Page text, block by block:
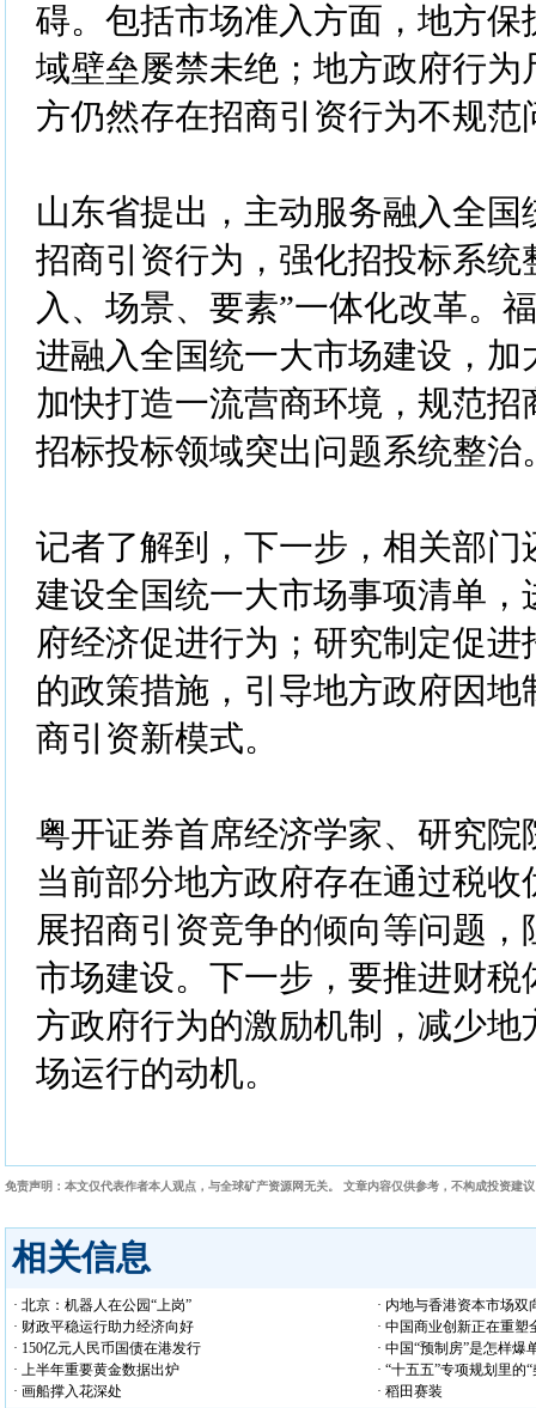
碍。包括市场准入方面，地方保
域壁垒屡禁未绝；地方政府行为
方仍然存在招商引资行为不规范
山东省提出，主动服务融入全国
招商引资行为，强化招投标系统
入、场景、要素”一体化改革。
进融入全国统一大市场建设，加
加快打造一流营商环境，规范招
招标投标领域突出问题系统整治
记者了解到，下一步，相关部门
建设全国统一大市场事项清单，
府经济促进行为；研究制定促
的政策措施，引导地方政府因地
商引资新模式。
粤开证券首席经济学家、研究院
当前部分地方政府存在通过税收
展招商引资竞争的倾向等问题
市场建设。下一步，要推进财税
方政府行为的激励机制，减少地
场运行的动机。
免责声明：本文仅代表作者本人观点，与全球矿产资源网无关。 文章内容仅供参考，不构成投资建
相关信息
· 北京：机器人在公园“上岗”
· 内地与香港资本市场双
· 财政平稳运行助力经济向好
· 中国商业创新正在重塑
· 150亿元人民币国债在港发行
· 中国“预制房”是怎样爆
· 上半年重要黄金数据出炉
· “十五五”专项规划里的
· 画船撑入花深处
· 稻田赛装